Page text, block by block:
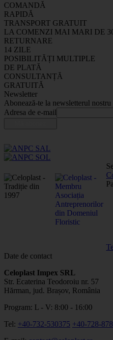
COMANDĂ
RAPIDĂ
TRANSPORT GRATUIT
LA COMENZI MAI MARI DE
RETURNARE
14 ZILE
POSIBILITĂȚI MULTIPLE
DE PLATĂ
CONSULTANȚĂ
GRATUITĂ
Newsletter
Abonează-te la newsletterul
Adresa de e-mail
Date de contact
Celoplast Impex SRL
Str. Ecaterina Teodoroiu nr. 57
Hărman, jud. Brașov, România
Program: L - V: 8:00 - 16:00
Tel: +40-732-530375 +40-728-